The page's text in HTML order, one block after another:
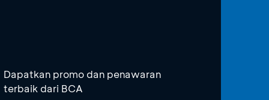
Dapatkan promo dan penawaran
terbaik dari BCA